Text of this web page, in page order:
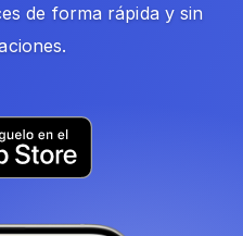
de forma rápida y sin